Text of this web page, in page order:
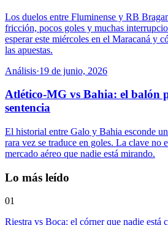
Los duelos entre Fluminense y RB
fricción, pocos goles y muchas
esperar este miércoles en el Maracaná y
las apuestas.
Análisis·19 de junio, 2026
Atlético-MG vs Bahia: el balón
sentencia
El historial entre Galo y Bahia esconde
rara vez se traduce en goles. La clave no
mercado aéreo que nadie está mirando.
Lo más leído
01
Riestra vs Boca: el córner que nadie está